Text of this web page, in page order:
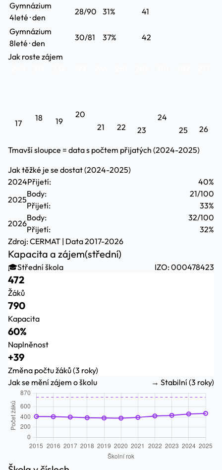
Gymnázium
4leté · den
28/90 31%
41
Gymnázium
8leté · den
30/81 37%
42
Jak roste zájem
17
18 19
20
21 22 23
24
25 26
Tmavší sloupce = data s počtem přijatých (2024-2025)
Jak těžké je se dostat (2024-2025)
2024Přijetí:
40%
2025
Body:
21/100
Přijetí:
33%
2026
Body:
32/100
Přijetí:
32%
Zdroj:CERMAT | Data 2017-2026
Kapacita a zájem(střední)
🎓Střední škola IZO: 000478423
472
Žáků
790
Kapacita
60%
Naplněnost
+39
Změna počtu žáků (3 roky)
Jak se mění zájem o školu
→ Stabilní (3 roky)